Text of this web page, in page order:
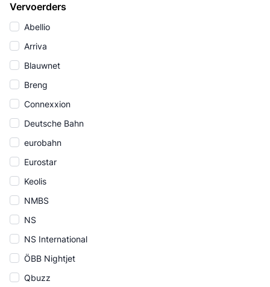
Vervoerders
Abellio
Arriva
Blauwnet
Breng
Connexxion
Deutsche Bahn
eurobahn
Eurostar
Keolis
NMBS
NS
NS International
ÖBB Nightjet
Qbuzz